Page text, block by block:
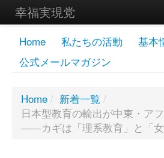
幸福実現党
メンバーズページ
党員
お問い合わせ
Home 私たちの活動
基本
公式メールマガジン
Home / 新着一覧 /
日本型教育の輸出が中東・ア
――カギは「理系教育」と「女